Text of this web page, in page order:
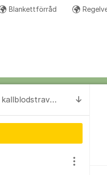
Blankettförråd
Till
Avelschansen - en satsning för kallblodstravaren
Visa/dölj